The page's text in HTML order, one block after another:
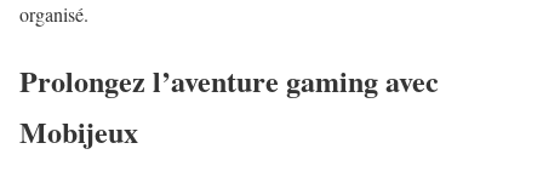
organisé.
Prolongez l’aventure gaming avec
Mobijeux